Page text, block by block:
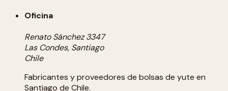
Oficina
Renato Sánchez 3347
Las Condes, Santiago
Chile
Fabricantes y proveedores de bolsas de yute en
Santiago de Chile.